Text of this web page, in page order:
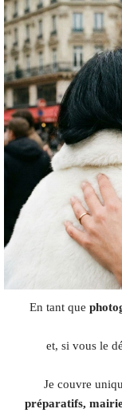
En tant que
et, si vous le
Je couvre
préparatifs,